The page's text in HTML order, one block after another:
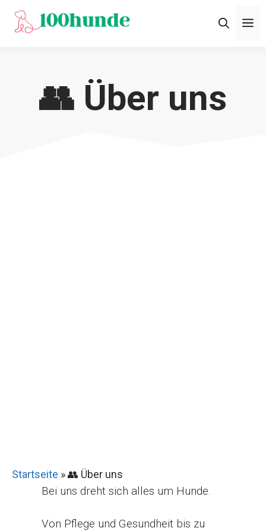
Zum
Inhalt
👥 Über uns
Startseite »👥 Über uns
Bei uns dreht sich alles um Hunde.
Von Pflege und Gesundheit bis zu